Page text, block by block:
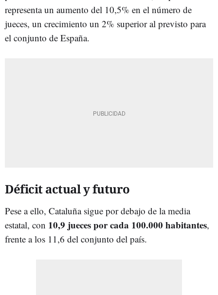
representa un aumento del 10,5% en el número de
jueces, un crecimiento un 2% superior al previsto para
el conjunto de España.
Déficit actual y futuro
Pese a ello, Cataluña sigue por debajo de la media
estatal, con 10,9 jueces por cada 100.000 habitantes,
frente a los 11,6 del conjunto del país.